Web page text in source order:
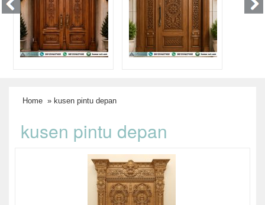
Home » kusen pintu depan
kusen pintu depan